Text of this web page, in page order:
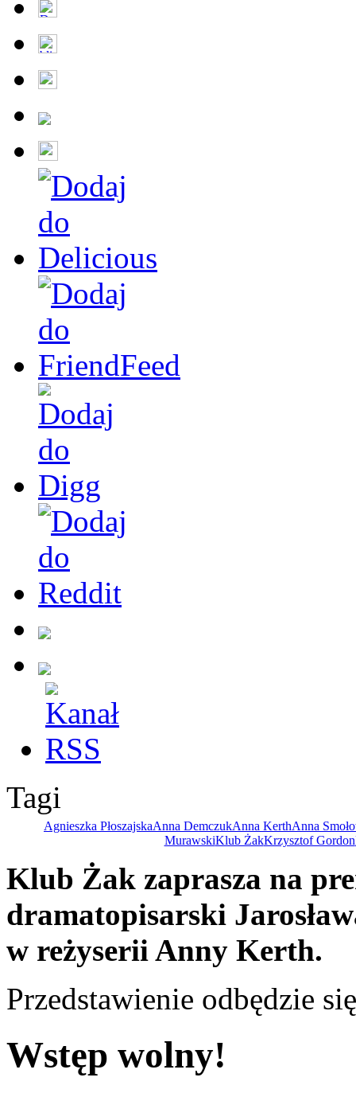
Tagi
Agnieszka PłoszajskaAnna DemczukAnna KerthAnna
MurawskiKlub ŻakKrzysztof Gordon
Klub Żak zaprasza na
dramatopisarski
w reżyserii Anny Kerth.
Przedstawienie odbędzie
Wstęp wolny!